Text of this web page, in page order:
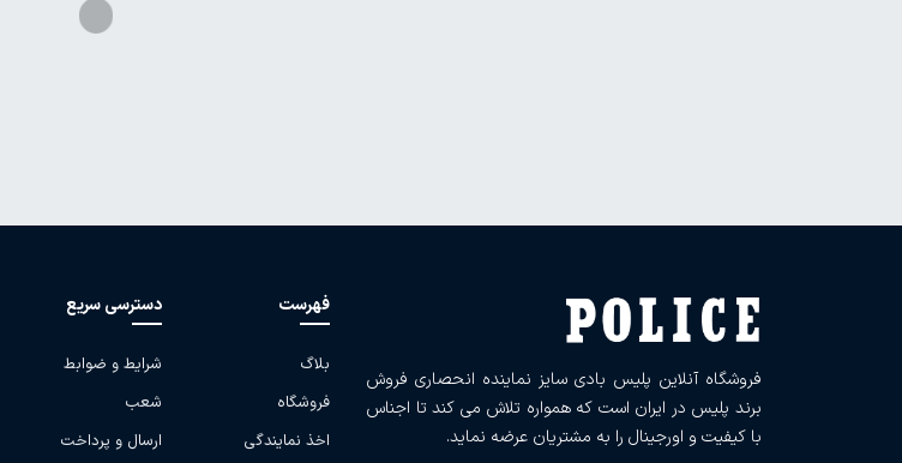
فروشگاه آنلاین پلیس بادی سایز نماینده انحصاری فروش
برند پلیس در ایران است که همواره تلاش می کند تا اجناس
با کیفیت و اورجینال را به مشتریان عرضه نماید.
فهرست
بلاگ
فروشگاه
اخذ نمایندگی
دسترسی سریع
شرایط و ضوابط
شعب
ارسال و پرداخت